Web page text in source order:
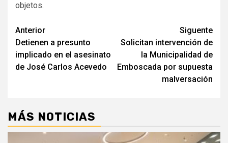
objetos.
Navegación
de
entradas
Anterior
Detienen a presunto
implicado en el asesinato
de José Carlos Acevedo
Siguente
Solicitan intervención de
la Municipalidad de
Emboscada por supuesta
malversación
MÁS NOTICIAS